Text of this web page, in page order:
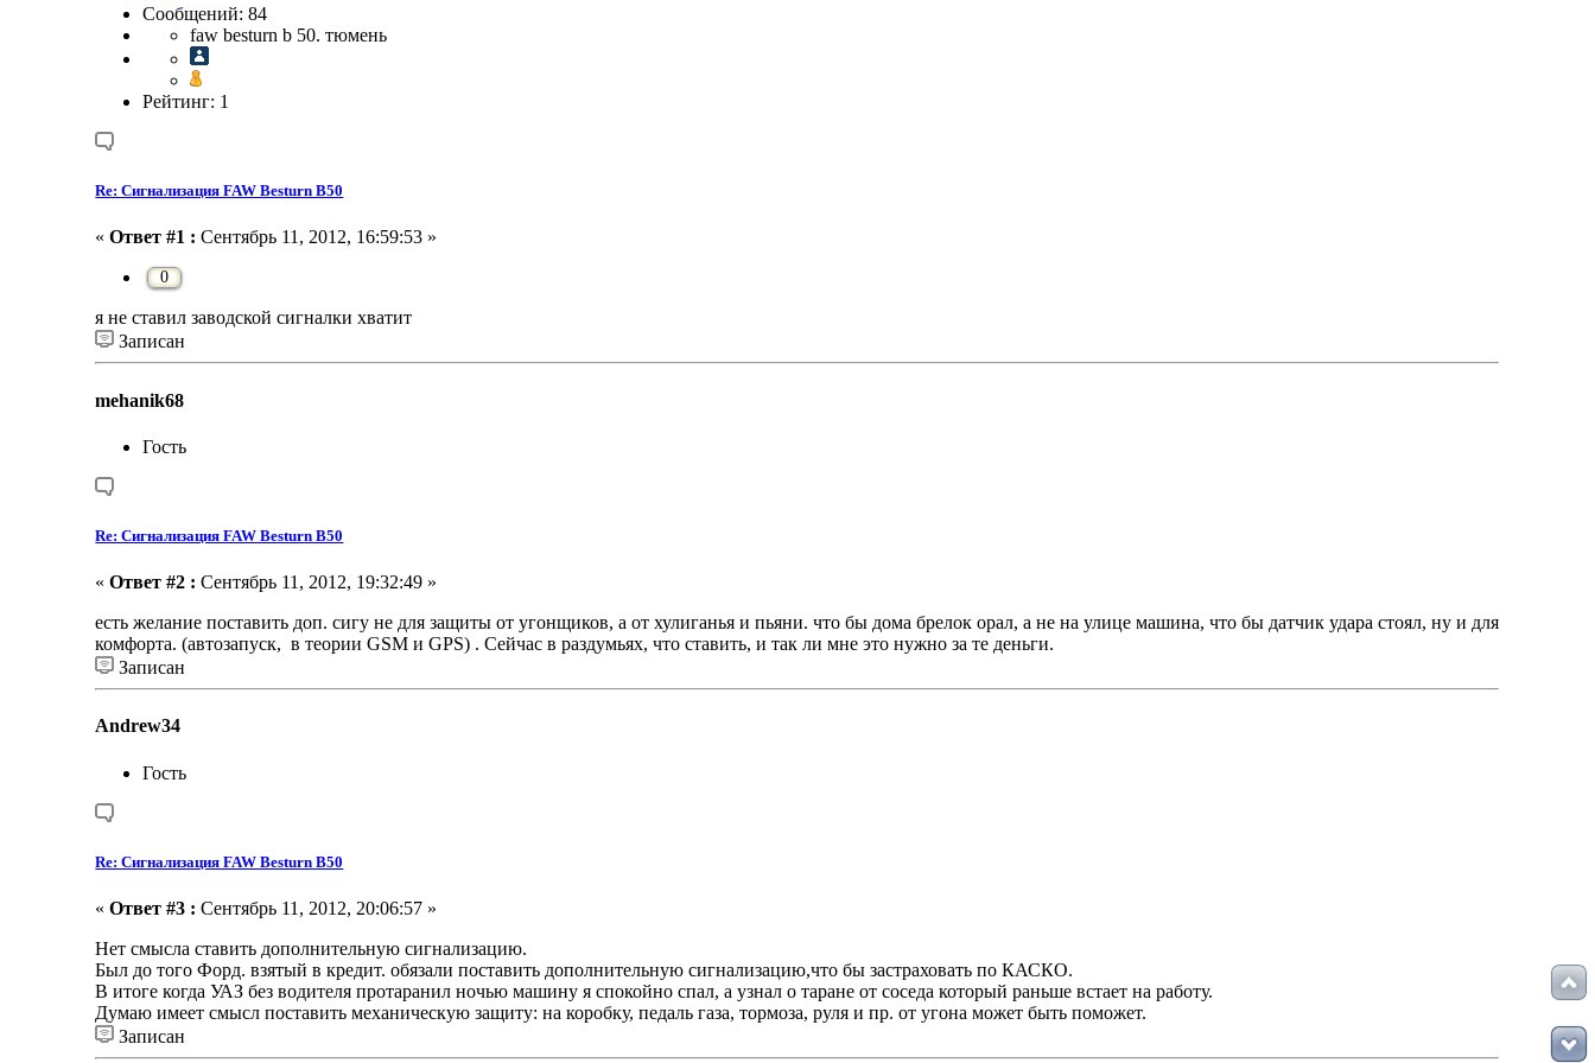
Сообщений: 84
faw besturn b 50. тюмень
Рейтинг: 1
Re: Сигнализация FAW Besturn B50
«Ответ #1 : Сентябрь 11, 2012, 16:59:53 »
0
я не ставил заводской сигналки хватит
Записан
mehanik68
Гость
Re: Сигнализация FAW Besturn B50
«Ответ #2 : Сентябрь 11, 2012, 19:32:49 »
есть желание поставить доп. сигу не для защиты от угонщиков, а от хулиганья и пьяни. что бы дома брелок орал, а не на улице машина, что бы датчик удара стоял, ну и для
комфорта. (автозапуск, в теории GSM и GPS) . Сейчас в раздумьях, что ставить, и так ли мне это нужно за те деньги.
Записан
Andrew34
Гость
Re: Сигнализация FAW Besturn B50
«Ответ #3 : Сентябрь 11, 2012, 20:06:57 »
Нет смысла ставить дополнительную сигнализацию.
Был до того Форд. взятый в кредит. обязали поставить дополнительную сигнализацию,что бы застраховать по КАСКО.
В итоге когда УАЗ без водителя протаранил ночью машину я спокойно спал, а узнал о таране от соседа который раньше встает на работу.
Думаю имеет смысл поставить механическую защиту: на коробку, педаль газа, тормоза, руля и пр. от угона может быть поможет.
Записан